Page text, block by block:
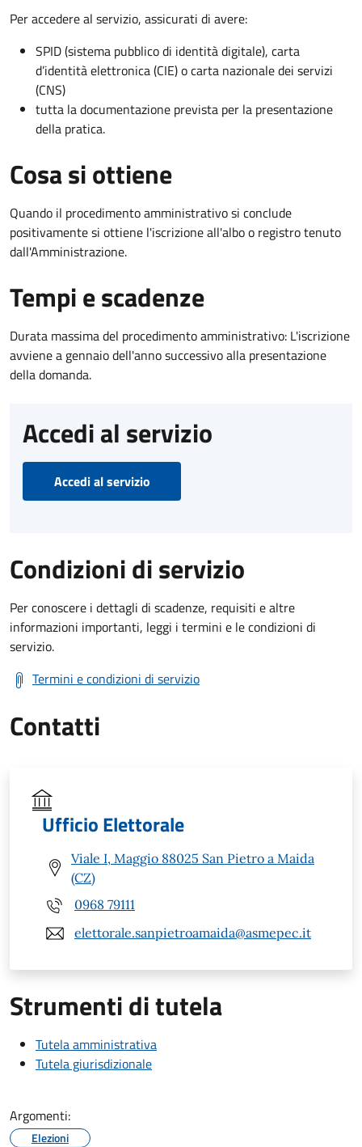
Per accedere al servizio, assicurati di avere:
SPID (sistema pubblico di identità digitale), carta
d’identità elettronica (CIE) o carta nazionale dei servizi
(CNS)
tutta la documentazione prevista per la presentazione
della pratica.
Cosa si ottiene
Quando il procedimento amministrativo si conclude
positivamente si ottiene l'iscrizione all'albo o registro tenuto
dall'Amministrazione.
Tempi e scadenze
Durata massima del procedimento amministrativo: L'iscrizione
avviene a gennaio dell'anno successivo alla presentazione
della domanda.
Accedi al servizio
Accedi al servizio
Condizioni di servizio
Per conoscere i dettagli di scadenze, requisiti e altre
informazioni importanti, leggi i termini e le condizioni di
servizio.
Termini e condizioni di servizio
Contatti
Ufficio Elettorale
Viale I, Maggio 88025 San Pietro a Maida
(CZ)
0968 79111
elettorale.sanpietroamaida@asmepec.it
Strumenti di tutela
Tutela amministrativa
Tutela giurisdizionale
Argomenti:
Elezioni